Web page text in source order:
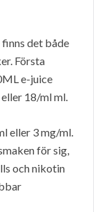
det både
Första
e-juice
18/ml ml.
eller 3 mg/ml.
för sig,
och nikotin